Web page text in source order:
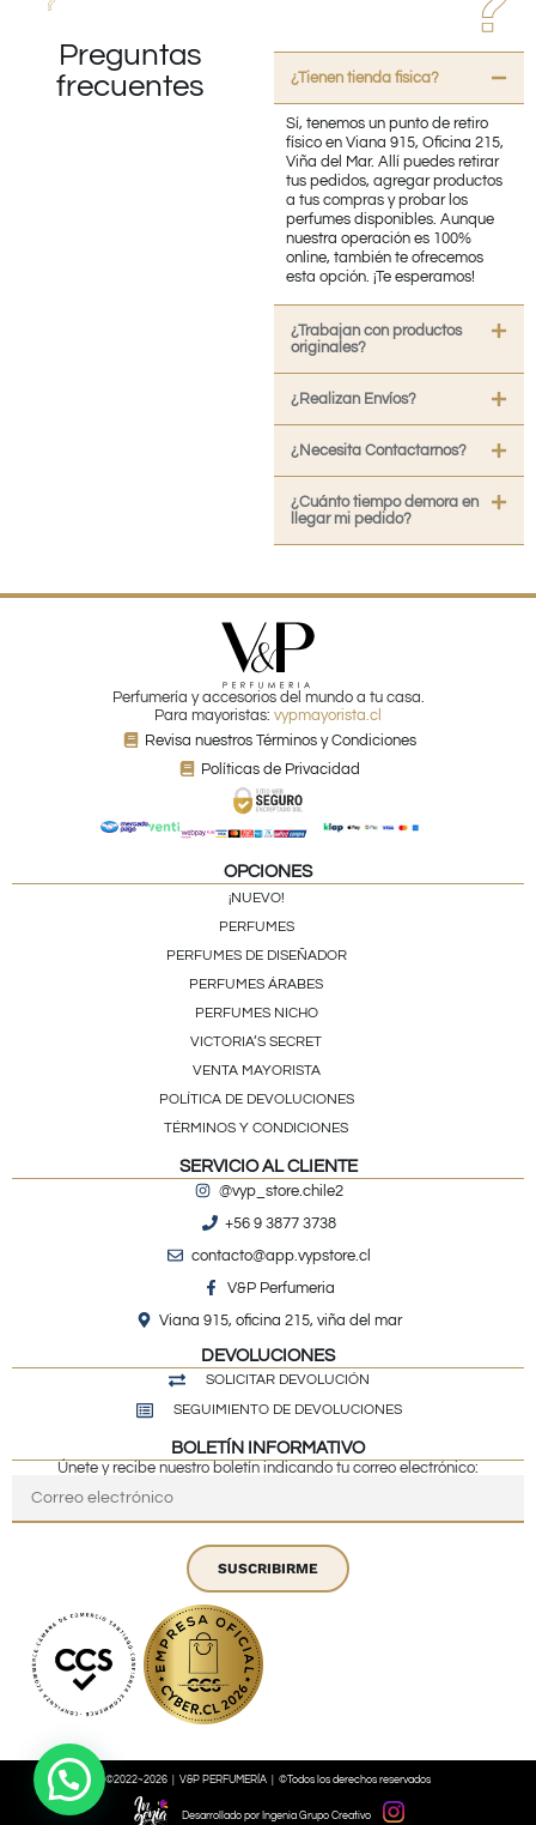
Preguntas
frecuentes
¿Tienen tienda fisica?
Sí, tenemos un punto de retiro
físico en Viana 915, Oficina 215,
Viña del Mar. Allí puedes retirar
tus pedidos, agregar productos
a tus compras y probar los
perfumes disponibles. Aunque
nuestra operación es 100%
online, también te ofrecemos
esta opción. ¡Te esperamos!
¿Trabajan con productos
originales?
¿Realizan Envíos?
¿Necesita Contactarnos?
¿Cuánto tiempo demora en
llegar mi pedido?
Perfumería y accesorios del mundo a tu casa.
Para mayoristas: vypmayorista.cl
Revisa nuestros Términos y Condiciones
Políticas de Privacidad
OPCIONES
¡NUEVO!
PERFUMES
PERFUMES DE DISEÑADOR
PERFUMES ÁRABES
PERFUMES NICHO
VICTORIA’S SECRET
VENTA MAYORISTA
POLÍTICA DE DEVOLUCIONES
TÉRMINOS Y CONDICIONES
SERVICIO AL CLIENTE
@vyp_store.chile2
+56 9 3877 3738
contacto@app.vypstore.cl
V&P Perfumeria
Viana 915, oficina 215, viña del mar
DEVOLUCIONES
SOLICITAR DEVOLUCIÓN
SEGUIMIENTO DE DEVOLUCIONES
BOLETÍN INFORMATIVO
Únete y recibe nuestro boletín indicando tu correo electrónico:
SUSCRIBIRME
©2022~2026 | V&P PERFUMERÍA | ©Todos los derechos reservados
Desarrollado por Ingenia Grupo Creativo